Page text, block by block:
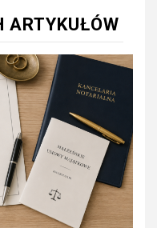
ARTYKUŁÓW